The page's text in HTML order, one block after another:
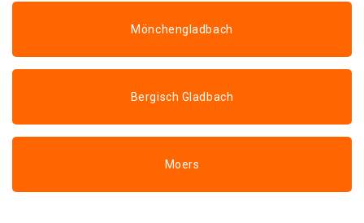
Mönchengladbach
Bergisch Gladbach
Moers